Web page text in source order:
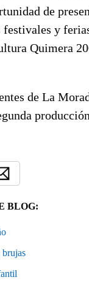
de
festivales y
Quimera
de La
BLOG:
brujas